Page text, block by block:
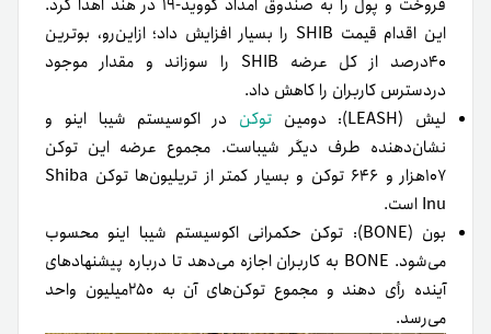
فروخت و پول را به صندوق امداد کووید-۱۹ در هند اهدا کرد.
این اقدام قیمت SHIB را بسیار افزایش داد؛ ازاین‌رو، بوترین
۴۰درصد از کل عرضه SHIB را سوزاند و مقدار موجود
در‌دسترس کاربران را کاهش داد.
لیش (LEASH): دومین
توکن در اکوسیستم شیبا اینو و
نشان‌دهنده طرف دیگر شیباست. مجموع عرضه این توکن
۱۰۷هزار و ۶۴۶ توکن و بسیار کمتر از تریلیون‌ها توکن Shiba
Inu است.
بون (BONE): توکن حکمرانی اکوسیستم شیبا اینو محسوب
می‌شود. BONE به کاربران اجازه می‌دهد تا درباره پیشنهادهای
آینده رأی دهند و مجموع توکن‌های آن به ۲۵۰میلیون واحد
می‌رسد.